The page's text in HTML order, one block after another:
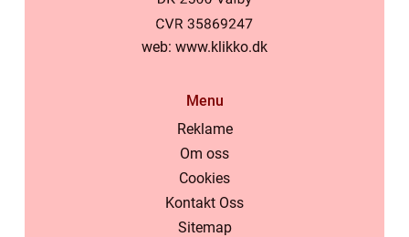
web: www.klikko.dk
Menu
Reklame
Om oss
Cookies
Kontakt Oss
Sitemap